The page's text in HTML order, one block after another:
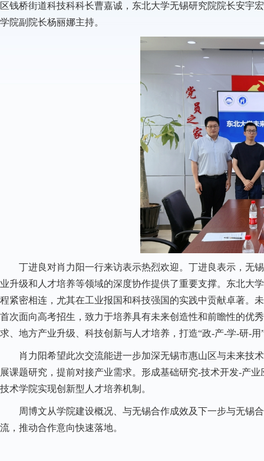
区钱桥街道科技科科长曹嘉诚，东北大学无锡研究院院长安宇
学院副院长杨丽娜主持。
丁进良对肖力阳一行来访表示热烈欢迎。丁进良表示，无锡
业升级和人才培养等领域的深度协作提供了重要支撑。东北大
程紧密相连，尤其在工业报国和科技强国的实践中贡献卓著。
首次面向高考招生，致力于培养具有未来创造性和前瞻性的优
求、地方产业升级、科技创新与人才培养，打造“政-产-学-研-
肖力阳希望此次交流能进一步加深无锡市惠山区与未来技术
展课题研究，提前对接产业需求。形成基础研究-技术开发-产业
技术学院实现创新型人才培养机制。
周博文从学院建设概况、与无锡合作成效及下一步与无锡合
流，推动合作意向快速落地。